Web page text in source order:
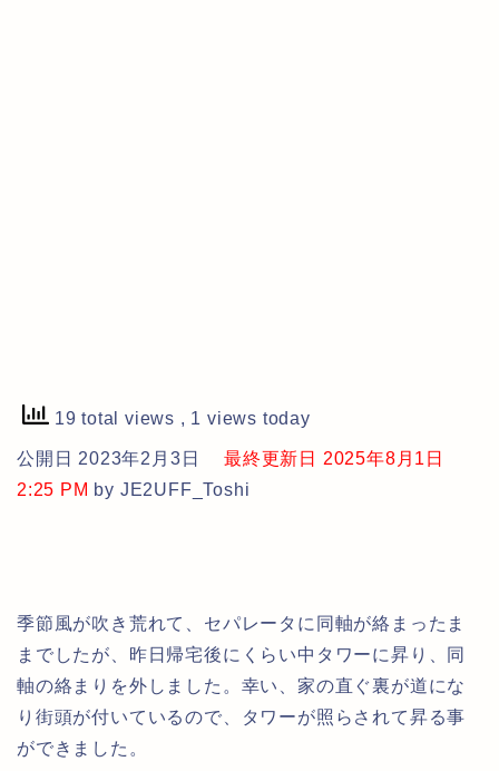
19 total views , 1 views today
公開日 2023年2月3日
最終更新日 2025年8月1日
2:25 PM by JE2UFF_Toshi
季節風が吹き荒れて、セパレータに同軸が絡まったま
までしたが、昨日帰宅後にくらい中タワーに昇り、同
軸の絡まりを外しました。幸い、家の直ぐ裏が道にな
り街頭が付いているので、タワーが照らされて昇る事
ができました。